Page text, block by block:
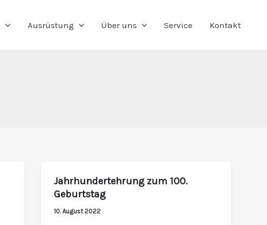
Ausrüstung Über uns Service Kontakt
Jahrhundertehrung zum 100.
Geburtstag
10. August 2022
Jahrhundertehrung
zum
100.